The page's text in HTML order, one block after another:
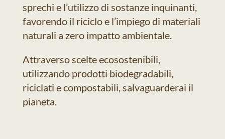
sprechi e l’utilizzo di sostanze inquinanti,
favorendo il riciclo e l’impiego di materiali
naturali a zero impatto ambientale.
Attraverso scelte ecosostenibili,
utilizzando prodotti biodegradabili,
riciclati e compostabili, salvaguarderai il
pianeta.